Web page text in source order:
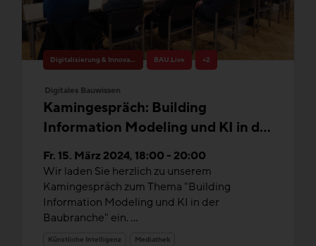
Digitalisierung & Innovation BAU.Live +2
Digitales Bauwissen
Kamingespräch: Building
Information Modeling und KI in der
Baubranche
Fr. 15. März 2024, 18:00 - 20:00
Wir laden Sie herzlich zu unserem
Kamingespräch zum Thema "Building
Information Modeling und KI in der
Baubranche" ein. ...
Künstliche Intelligenz Mediathek